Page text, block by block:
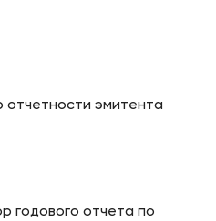
отчетности эмитента
годового отчета по